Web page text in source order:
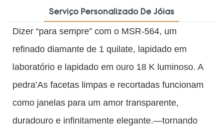
Serviço Personalizado De Jóias
Dizer “para sempre” com o MSR-564, um
refinado diamante de 1 quilate, lapidado em
laboratório e lapidado em ouro 18 K luminoso. A
pedra’As facetas limpas e recortadas funcionam
como janelas para um amor transparente,
duradouro e infinitamente elegante.—tornando